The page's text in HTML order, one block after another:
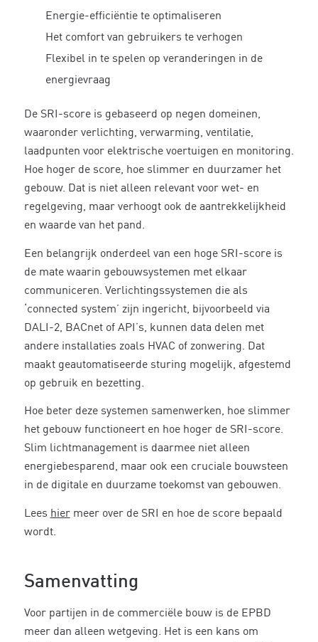
Energie-efficiëntie te optimaliseren
Het comfort van gebruikers te verhogen
Flexibel in te spelen op veranderingen in de
energievraag
De SRI-score is gebaseerd op negen domeinen,
waaronder verlichting, verwarming, ventilatie,
laadpunten voor elektrische voertuigen en monitoring.
Hoe hoger de score, hoe slimmer en duurzamer het
gebouw. Dat is niet alleen relevant voor wet- en
regelgeving, maar verhoogt ook de aantrekkelijkheid
en waarde van het pand.
Een belangrijk onderdeel van een hoge SRI-score is
de mate waarin gebouwsystemen met elkaar
communiceren. Verlichtingssystemen die als
‘connected system’ zijn ingericht, bijvoorbeeld via
DALI-2, BACnet of API’s, kunnen data delen met
andere installaties zoals HVAC of zonwering. Dat
maakt geautomatiseerde sturing mogelijk, afgestemd
op gebruik en bezetting.
Hoe beter deze systemen samenwerken, hoe slimmer
het gebouw functioneert en hoe hoger de SRI-score.
Slim lichtmanagement is daarmee niet alleen
energiebesparend, maar ook een cruciale bouwsteen
in de digitale en duurzame toekomst van gebouwen.
Lees hiermeer over de SRI en hoe de score bepaald
wordt.
Samenvatting
Voor partijen in de commerciële bouw is de EPBD
meer dan alleen wetgeving. Het is een kans om